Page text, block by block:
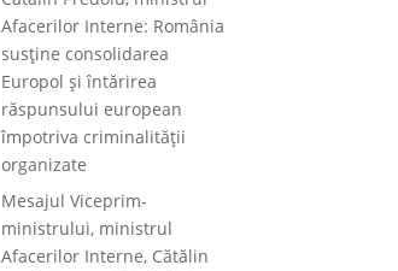
Afacerilor Interne: România
susține consolidarea
Europol și întărirea
răspunsului european
împotriva criminalității
organizate
Mesajul Viceprim-
ministrului, ministrul
Afacerilor Interne, Cătălin